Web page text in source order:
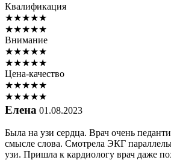
Квалификация
★★★★★
★★★★★
Внимание
★★★★★
★★★★★
Цена-качество
★★★★★
★★★★★
Елена 01.08.2023
Была на узи сердца. Врач очень
смысле слова. Смотрела ЭКГ
узи. Пришла к кардиологу врач даже